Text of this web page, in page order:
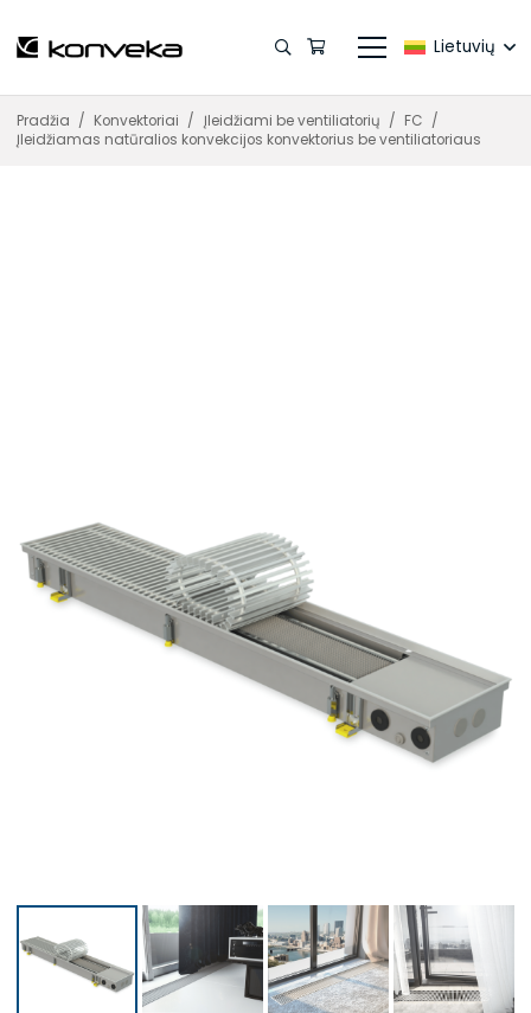
Lietuvių
Pradžia / Konvektoriai / Įleidžiami be ventiliatorių / FC /
Įleidžiamas natūralios konvekcijos konvektorius be ventiliatoriaus